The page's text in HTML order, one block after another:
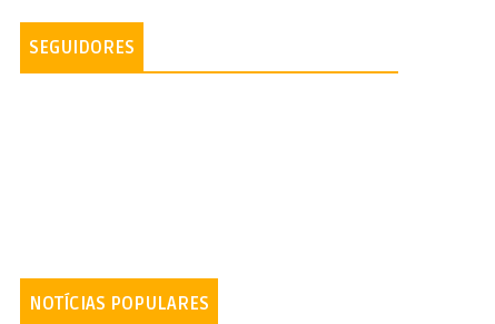
SEGUIDORES
NOTÍCIAS POPULARES